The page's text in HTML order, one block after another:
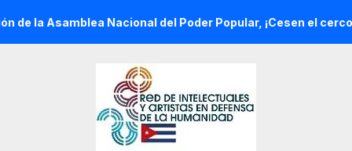
Nacional del Poder Popular, ¡Cesen el cerco